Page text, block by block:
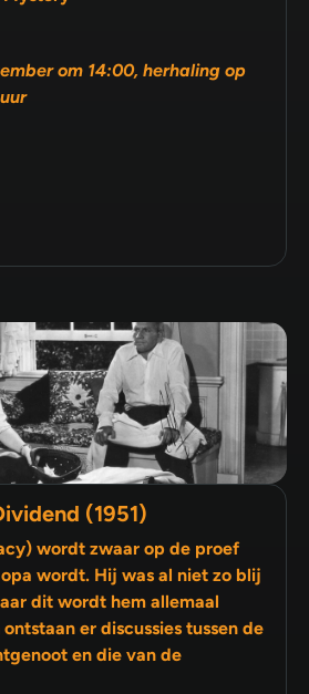
om 14:00, herhaling op
(1951)
wordt zwaar op de proef
wordt. Hij was al niet zo blij
er discussies tussen de